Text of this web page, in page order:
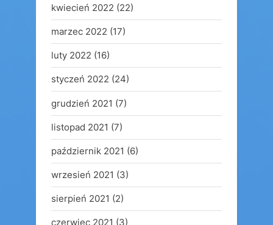
kwiecień 2022 (22)
marzec 2022 (17)
luty 2022 (16)
styczeń 2022 (24)
grudzień 2021 (7)
listopad 2021 (7)
październik 2021 (6)
wrzesień 2021 (3)
sierpień 2021 (2)
czerwiec 2021 (3)